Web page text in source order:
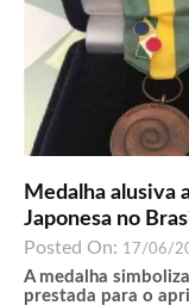
Medalha alusiva
Japonesa no
Posted On: 17/06/
A medalha
prestada para o